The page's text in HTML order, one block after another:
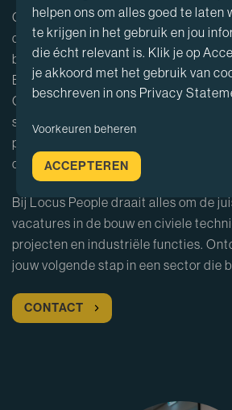
Onze kandidaten profiteren van een
diverse carrièremogelijkheden en
begeleiding door accountmanagers
Bouw, Civiele Techniek, Industrie en
Of je nu zoekt naar een junior functie
specialistische rol in Civiele Techniek,
project of een ICT opdracht, wij
die aansluit bij jouw talenten en
Bij Locus People draait alles om de
vacatures in de bouw en civiele
projecten en industriële functies.
jouw volgende stap in een sector die
CONTACT
helpen ons om alles goed te laten
te krijgen in het gebruik en jou
die écht relevant is. Klik je op
je akkoord met het gebruik van
beschreven in ons Privacy
Voorkeuren beheren
ACCEPTEREN